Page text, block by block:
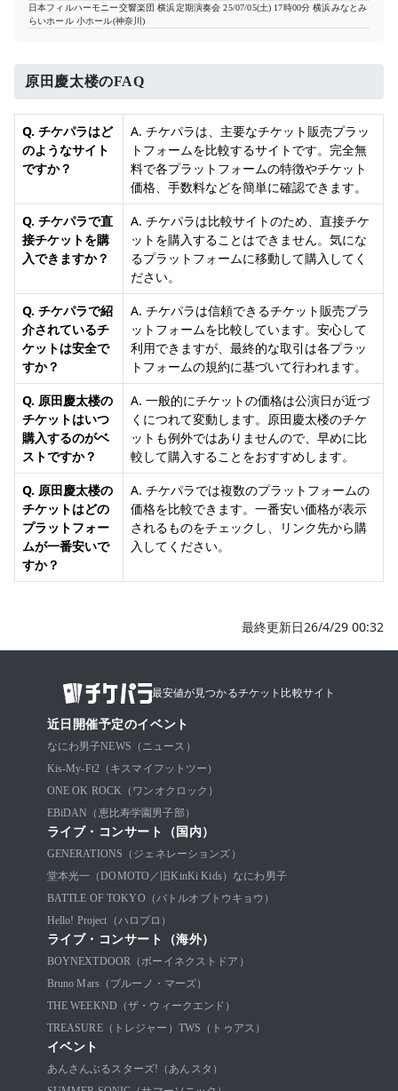
日本フィルハーモニー交響楽団 横浜定期演奏会 25/07/05(土) 17時00分 横浜みなとみ
らいホール 小ホール(神奈川)
原田慶太楼のFAQ
Q. チケパラはど
のようなサイト
ですか？
A. チケパラは、主要なチケット販売プラッ
トフォームを比較するサイトです。完全無
料で各プラットフォームの特徴やチケット
価格、手数料などを簡単に確認できます。
Q. チケパラで直
接チケットを購
入できますか？
A. チケパラは比較サイトのため、直接チケ
ットを購入することはできません。気にな
るプラットフォームに移動して購入してく
ださい。
Q. チケパラで紹
介されているチ
ケットは安全で
すか？
A. チケパラは信頼できるチケット販売プラ
ットフォームを比較しています。安心して
利用できますが、最終的な取引は各プラッ
トフォームの規約に基づいて行われます。
Q. 原田慶太楼の
チケットはいつ
購入するのがベ
ストですか？
A. 一般的にチケットの価格は公演日が近づ
くにつれて変動します。原田慶太楼のチケ
ットも例外ではありませんので、早めに比
較して購入することをおすすめします。
Q. 原田慶太楼の
チケットはどの
プラットフォー
ムが一番安いで
すか？
A. チケパラでは複数のプラットフォームの
価格を比較できます。一番安い価格が表示
されるものをチェックし、リンク先から購
入してください。
最終更新日26/4/29 00:32
最安値が見つかるチケット比較サイト
近日開催予定のイベント
なにわ男子NEWS（ニュース）
Kis-My-Ft2（キスマイフットツー）
ONE OK ROCK（ワンオクロック）
EBiDAN（恵比寿学園男子部）
ライブ・コンサート（国内）
GENERATIONS（ジェネレーションズ）
堂本光一（DOMOTO／旧KinKi Kids） なにわ男子
BATTLE OF TOKYO（バトルオブトウキョウ）
Hello! Project（ハロプロ）
ライブ・コンサート（海外）
BOYNEXTDOOR（ボーイネクストドア）
Bruno Mars（ブルーノ・マーズ）
THE WEEKND（ザ・ウィークエンド）
TREASURE（トレジャー） TWS（トゥアス）
イベント
あんさんぶるスターズ!（あんスタ）